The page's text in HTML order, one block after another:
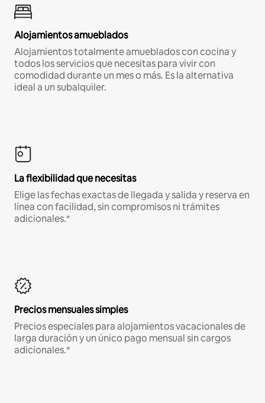
Alojamientos amueblados
Alojamientos totalmente amueblados con cocina y
todos los servicios que necesitas para vivir con
comodidad durante un mes o más. Es la alternativa
ideal a un subalquiler.
La flexibilidad que necesitas
Elige las fechas exactas de llegada y salida y reserva en
línea con facilidad, sin compromisos ni trámites
adicionales.*
Precios mensuales simples
Precios especiales para alojamientos vacacionales de
larga duración y un único pago mensual sin cargos
adicionales.*